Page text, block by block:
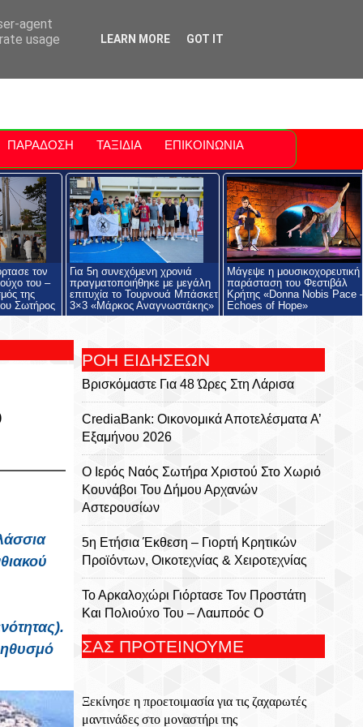
Polis
ΠΑΡΑΔΟΣΗ ΤΑΞΙΔΙΑ ΕΠΙΚΟΙΝΩΝΙΑ
τον
του –
της
Σωτήρος
Για 5η συνεχόμενη χρονιά
πραγματοποιήθηκε με μεγάλη
επιτυχία το Τουρνουά Μπάσκετ
3×3 «Μάρκος Αναγνωστάκης»
Μάγεψε η μουσικοχορευτική
παράσταση του Φεστιβάλ
Κρήτης «Donna Nobis Pace
Echoes of Hope»
ΡΟΗ ΕΙΔΗΣΕΩΝ
Βρισκόμαστε Για 48 Ώρες Στη Λάρισα
CrediaBank: Οικονομικά Αποτελέσματα A’
Εξαμήνου 2026
Ο Ιερός Ναός Σωτήρα Χριστού Στο Χωριό
Κουνάβοι Του Δήμου Αρχανών
Αστερουσίων
5η Ετήσια Έκθεση – Γιορτή Κρητικών
Προϊόντων, Οικοτεχνίας & Χειροτεχνίας
Το Αρκαλοχώρι Γιόρτασε Τον Προστάτη
Και Πολιούχο Του – Λαμπρός Ο
Σωτήρος
Πραγματοποιήθηκε Με Μεγάλη Επιτυχία
Το Τουρνουά Μπάσκετ 3×3 «Μάρκος
ΣΑΣ ΠΡΟΤΕΙΝΟΥΜΕ
Ξεκίνησε η προετοιμασία για τις ζαχαρωτές
μαντινάδες στο μοναστήρι της
agent
usage
LEARN MORE GOT IT